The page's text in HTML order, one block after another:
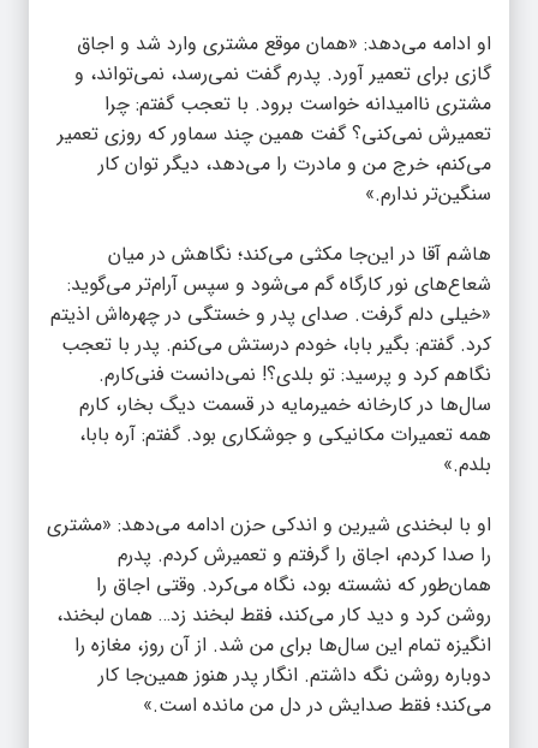
او ادامه می‌دهد: «همان موقع مشتری وارد شد و اجاق
گازی برای تعمیر آورد. پدرم گفت نمی‌رسد، نمی‌تواند، و
مشتری ناامیدانه خواست برود. با تعجب گفتم: چرا
تعمیرش نمی‌کنی؟ گفت همین چند سماور که روزی تعمیر
می‌کنم، خرج من و مادرت را می‌دهد، دیگر توان کار
سنگین‌تر ندارم.»
هاشم آقا در این‌جا مکثی می‌کند؛ نگاهش در میان
شعاع‌های نور کارگاه گم می‌شود و سپس آرام‌تر می‌گوید:
«خیلی دلم گرفت. صدای پدر و خستگی در چهره‌اش اذیتم
کرد. گفتم: بگیر بابا، خودم درستش می‌کنم. پدر با تعجب
نگاهم کرد و پرسید: تو بلدی؟! نمی‌دانست فنی‌کارم.
سال‌ها در کارخانه خمیرمایه در قسمت دیگ بخار، کارم
همه تعمیرات مکانیکی و جوشکاری بود. گفتم: آره بابا،
بلدم.»
او با لبخندی شیرین و اندکی حزن ادامه می‌دهد: «مشتری
را صدا کردم، اجاق را گرفتم و تعمیرش کردم. پدرم
همان‌طور که نشسته بود، نگاه می‌کرد. وقتی اجاق را
روشن کرد و دید کار می‌کند، فقط لبخند زد… همان لبخند،
انگیزه تمام این سال‌ها برای من شد. از آن روز، مغازه را
دوباره روشن نگه داشتم. انگار پدر هنوز همین‌جا کار
می‌کند؛ فقط صدایش در دل من مانده است.»